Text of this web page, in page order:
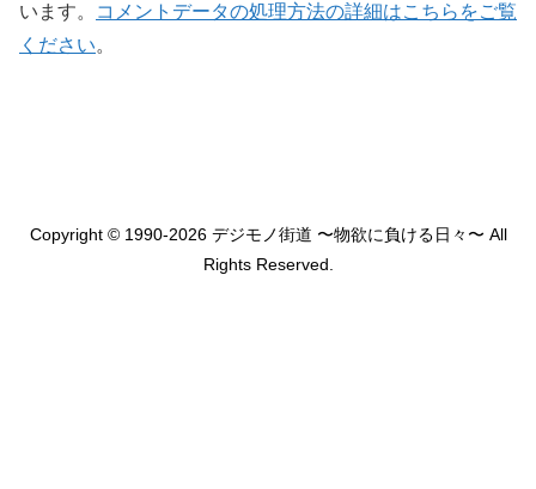
います。
コメントデータの処理方法の詳細はこちらをご覧
ください。
Copyright © 1990-2026 デジモノ街道 〜物欲に負ける日々〜 All
Rights Reserved.